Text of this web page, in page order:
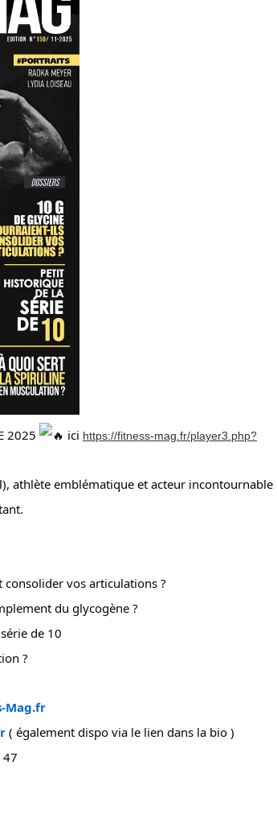
2025 ici https://fitness-mag.fr/player3.php?
athlète emblématique et acteur incontournable
vos articulations ?
du glycogène ?
de 10
?
Mag.fr
( également dispo via le lien dans la bio )
47